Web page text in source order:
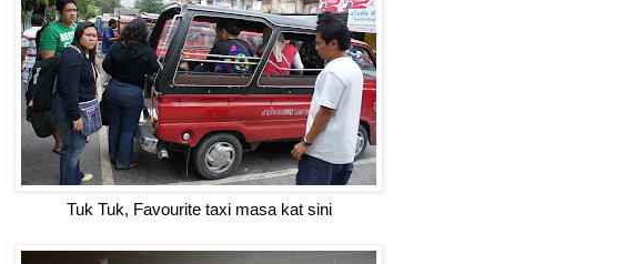
Tuk Tuk, Favourite taxi masa kat sini